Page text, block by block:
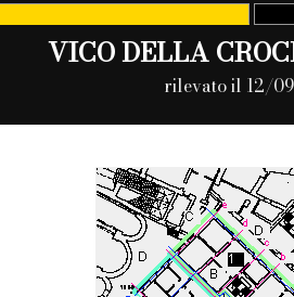
VICO DELLA
rilevato il 12/